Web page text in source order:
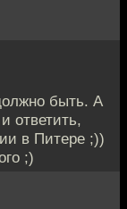
быть. А
ответить,
в Питере ;))
;)